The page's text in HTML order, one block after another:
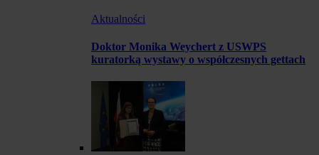
Aktualności
Doktor Monika Weychert z USWPS
kuratorką wystawy o współczesnych gettach